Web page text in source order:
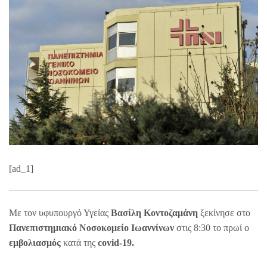
[ad_1]
Με τον υφυπουργό Υγείας Βασίλη Κοντοζαμάνη ξεκίνησε στο
Πανεπιστημιακό Νοσοκομείο Ιωαννίνων στις 8:30 το πρωί ο
εμβολιασμός κατά της covid-19.